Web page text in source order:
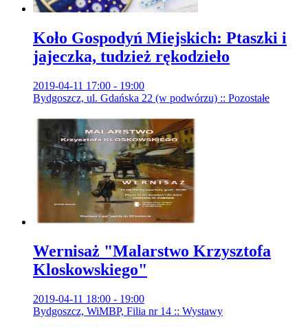
Koło Gospodyń Miejskich: Ptaszki i
jajeczka, tudzież rękodzieło
2019-04-11 17:00 - 19:00
Bydgoszcz, ul. Gdańska 22 (w podwórzu) :: Pozostałe
Wernisaż "Malarstwo Krzysztofa
Kloskowskiego"
2019-04-11 18:00 - 19:00
Bydgoszcz, WiMBP, Filia nr 14 :: Wystawy